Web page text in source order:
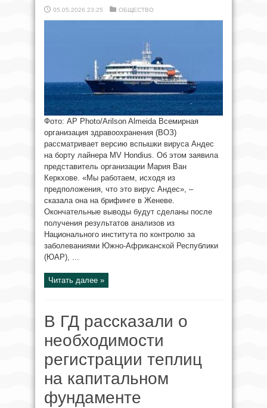
05.05.2026 23:25 ОБЩЕСТВО
Фото: AP Photo/Arilson Almeida Всемирная
организация здравоохранения (ВОЗ)
рассматривает версию вспышки вируса Андес
на борту лайнера MV Hondius. Об этом заявила
представитель организации Мария Ван
Керкхове. «Мы работаем, исходя из
предположения, что это вирус Андес», –
сказала она на брифинге в Женеве.
Окончательные выводы будут сделаны после
получения результатов анализов из
Национального института по контролю за
заболеваниями Южно-Африканской Республики
(ЮАР), ...
Читать далее »
В ГД рассказали о
необходимости
регистрации теплиц
на капитальном
фундаменте